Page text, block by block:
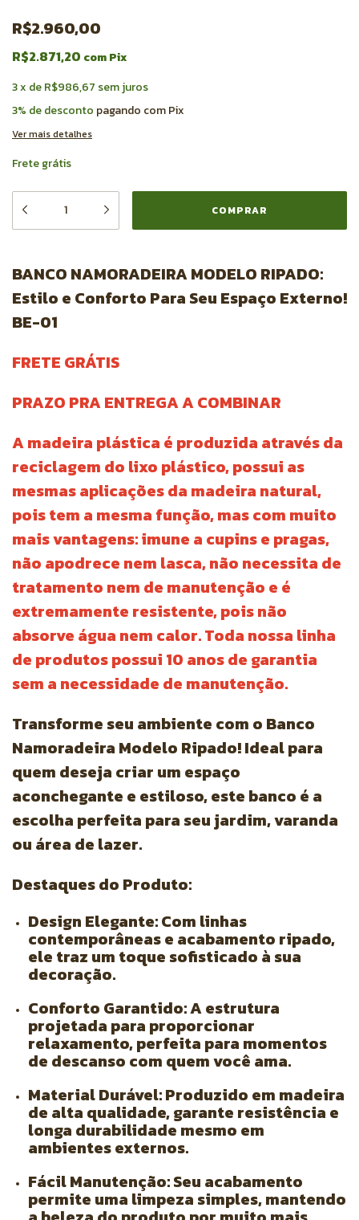
R$2.960,00
R$2.871,20 comPix
3x deR$986,67 sem juros
3% de desconto pagando com Pix
Ver mais detalhes
Frete grátis
BANCO NAMORADEIRA MODELO RIPADO:
Estilo e Conforto Para Seu Espaço Externo!
BE-01
FRETE GRÁTIS
PRAZO PRA ENTREGA A COMBINAR
A madeira plástica é produzida através da
reciclagem do lixo plástico, possui as
mesmas aplicações da madeira natural,
pois tem a mesma função, mas com muito
mais vantagens: imune a cupins e pragas,
não apodrece nem lasca, não necessita de
tratamento nem de manutenção e é
extremamente resistente, pois não
absorve água nem calor. Toda nossa linha
de produtos possui 10 anos de garantia
sem a necessidade de manutenção.
Transforme seu ambiente com o Banco
Namoradeira Modelo Ripado! Ideal para
quem deseja criar um espaço
aconchegante e estiloso, este banco é a
escolha perfeita para seu jardim, varanda
ou área de lazer.
Destaques do Produto:
Design Elegante:Com linhas
contemporâneas e acabamento ripado,
ele traz um toque sofisticado à sua
decoração.
Conforto Garantido:A estrutura
projetada para proporcionar
relaxamento, perfeita para momentos
de descanso com quem você ama.
Material Durável:Produzido em madeira
de alta qualidade, garante resistência e
longa durabilidade mesmo em
ambientes externos.
Fácil Manutenção:Seu acabamento
permite uma limpeza simples, mantendo